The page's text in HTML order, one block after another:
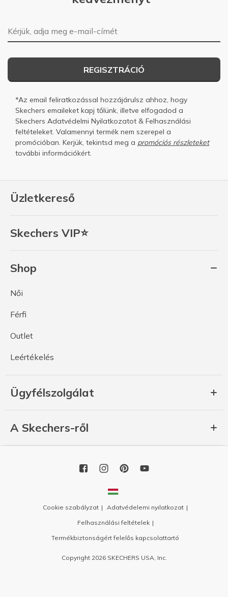
Üzletkereső
Skechers VIP⭐
Shop
Női
Férfi
Outlet
Leértékelés
Ügyfélszolgálat
A Skechers-ről
E-mail-cím
REGISZTRÁCIÓ
*Az email feliratkozással hozzájárulsz ahhoz, hogy
Skechers emaileket kapj tőlünk, illetve elfogadod a
Skechers Adatvédelmi Nyilatkozatot & Felhasználási
feltételeket. Valamennyi termék nem szerepel a
promócióban. Kerjük, tekintsd meg a promóciós részleteket
további információkért.
Cookie szabályzat
Adatvédelemi nyilatkozat
Felhasználási feltételek
Termékbiztonságért felelős kapcsolattartó
Copyright 2026 SKECHERS USA, Inc.